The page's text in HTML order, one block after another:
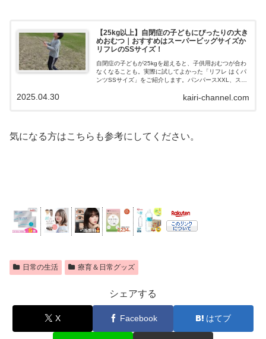
【25kg以上】自閉症の子どもにぴったりの大き
めおむつ｜おすすめはスーパービッグサイズか
リフレのSSサイズ！
自閉症の子どもが25kgを超えると、子供用おむつが合わ
なくなることも。実際に試してよかった「リフレ はくパ
ンツSSサイズ」をご紹介します。パンパースXXL、スー
kairi-channel.com
2025.04.30
気になる方はこちらも参考にしてください。
日常の生活 療育＆日常グッズ
シェアする
X Facebook はてブ